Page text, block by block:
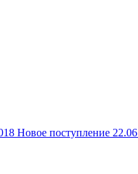
Новое поступление 22.06